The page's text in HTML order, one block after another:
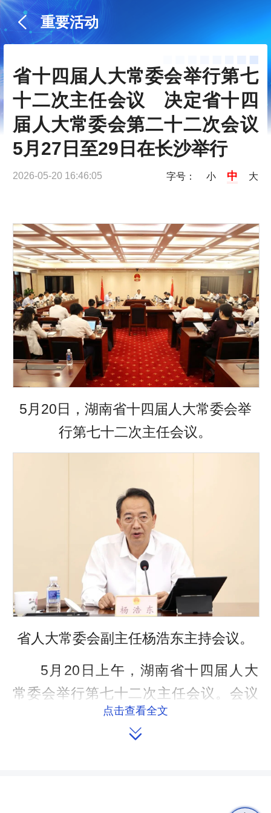
重要活动
省十四届人大常委会举行第七
十二次主任会议　决定省十四
届人大常委会第二十二次会议
5月27日至29日在长沙举行
2026-05-20 16:46:05 字号： 小 中 大
5月20日，湖南省十四届人大常委会举
行第七十二次主任会议。
省人大常委会副主任杨浩东主持会议。
5月20日上午，湖南省十四届人大
常委会举行第七十二次主任会议。会议
决定，省十四届人大常委会第二十二次
会议5月27日至29日在长沙举行。
点击查看全文
